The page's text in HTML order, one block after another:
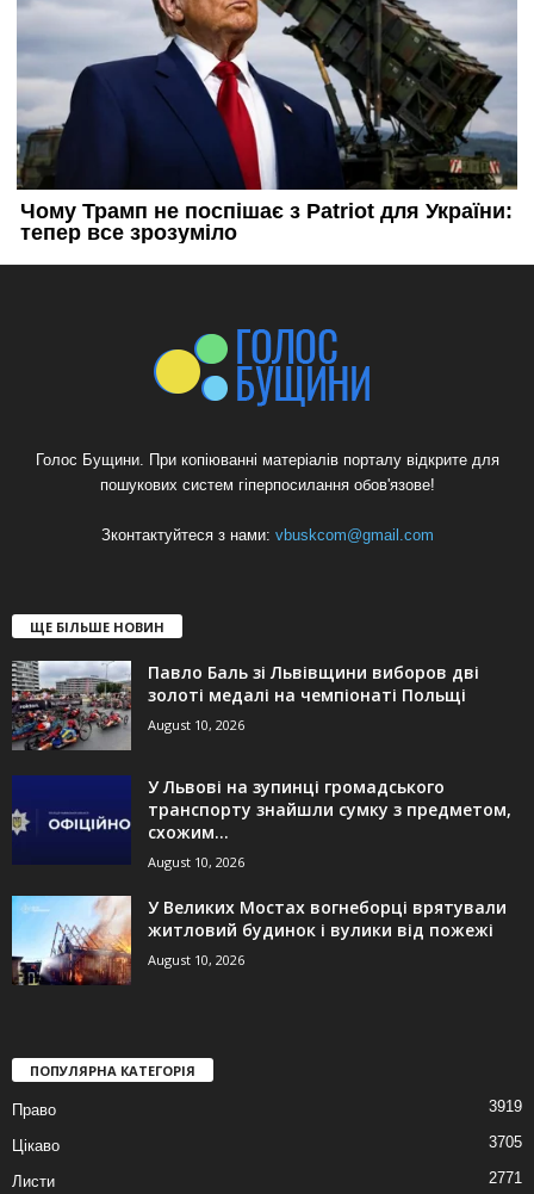
Голос Бущини. При копіюванні матеріалів порталу відкрите для
пошукових систем гіперпосилання обов'язове!
Зконтактуйтеся з нами: vbuskcom@gmail.com
ЩЕ БІЛЬШЕ НОВИН
Павло Баль зі Львівщини виборов дві
золоті медалі на чемпіонаті Польщі
August 10, 2026
У Львові на зупинці громадського
транспорту знайшли сумку з предметом,
схожим...
August 10, 2026
У Великих Мостах вогнеборці врятували
житловий будинок і вулики від пожежі
August 10, 2026
ПОПУЛЯРНА КАТЕГОРІЯ
Право 3919
Цікаво 3705
Листи 2771